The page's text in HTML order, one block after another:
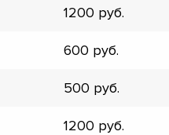
1200
600
500
1200